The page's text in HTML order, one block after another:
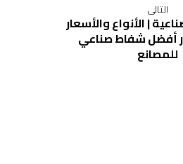
التالى
| الأنواع والأسعار
أفضل شفاط صناعي
للمصانع